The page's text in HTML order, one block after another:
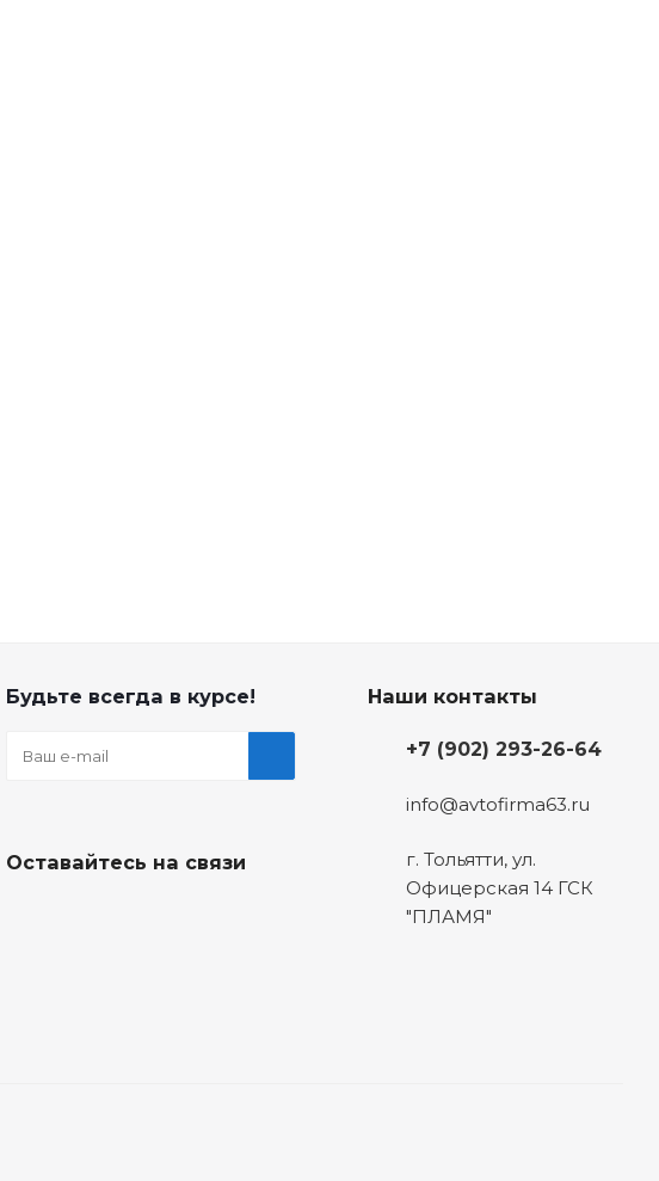
Будьте всегда в курсе!
Оставайтесь на связи
Наши контакты
+7 (902) 293-26-64
info@avtofirma63.ru
г. Тольятти, ул.
Офицерская 14 ГСК
"ПЛАМЯ"